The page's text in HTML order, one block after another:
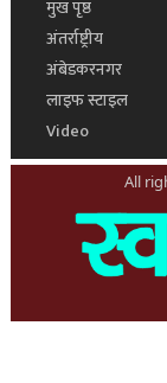
मुख पृष्ठ
अंतर्राष्ट्रीय
अंबेडकरनगर
लाइफ स्टाइल
Video
All